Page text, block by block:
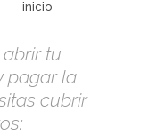
inicio
tu
pagar la
cubrir